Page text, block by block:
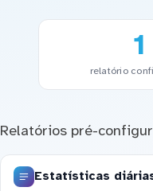
1
relatório
Relatórios pré-
Estatísticas